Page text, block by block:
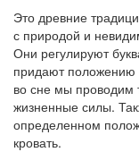
Это древние
с природой и
Они регулируют
придают положению
во сне мы проводим
жизненные силы.
определенном
кровать.